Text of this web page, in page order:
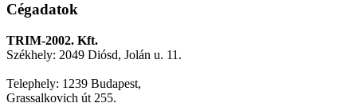
Cégadatok
TRIM-2002. Kft.
Székhely: 2049 Diósd, Jolán u. 11.
Telephely: 1239 Budapest,
Grassalkovich út 255.